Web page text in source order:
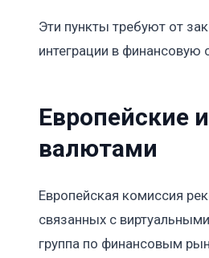
Эти пункты требуют от
интеграции в финансовую
Европейские
валютами
Европейская комиссия
связанных с
группа по финансовым